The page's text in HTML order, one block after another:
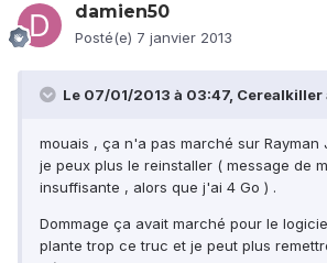
damien50
Posté(e) 7 janvier 2013
Le 07/01/2013 à 03:47, Cerealkiller
mouais , ça n'a pas marché sur Rayman
je peux plus le reinstaller ( message de
insuffisante , alors que j'ai 4 Go ) .
Dommage ça avait marché pour le
plante trop ce truc et je peut plus